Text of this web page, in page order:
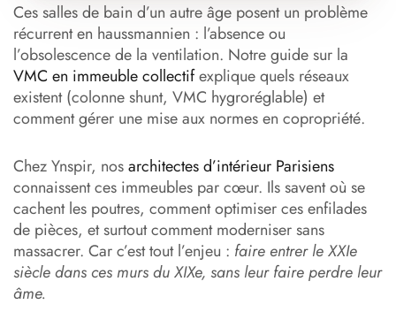
Ces salles de bain d’un autre âge posent un problème
récurrent en haussmannien : l’absence ou
l’obsolescence de la ventilation. Notre guide sur la
VMC en immeuble collectifexplique quels réseaux
existent (colonne shunt, VMC hygroréglable) et
comment gérer une mise aux normes en copropriété.
Chez Ynspir, nosarchitectes d’intérieur Parisiens
connaissent ces immeubles par cœur. Ils savent où se
cachent les poutres, comment optimiser ces enfilades
de pièces, et surtout comment moderniser sans
massacrer. Car c’est tout l’enjeu : faire entrer le XXIe
siècle dans ces murs du XIXe, sans leur faire perdre leur
âme.